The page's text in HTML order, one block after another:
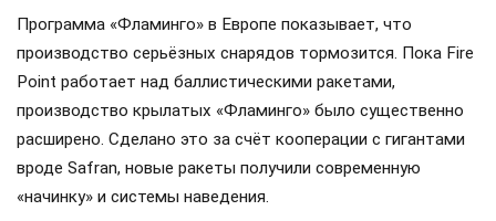
Программа «Фламинго» в Европе показывает, что
производство серьёзных снарядов тормозится. Пока Fire
Point работает над баллистическими ракетами,
производство крылатых «Фламинго» было существенно
расширено. Сделано это за счёт кооперации с гигантами
вроде Safran, новые ракеты получили современную
«начинку» и системы наведения.